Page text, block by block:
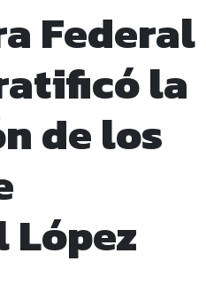
Federal
la
de los